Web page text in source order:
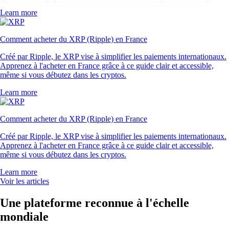
Learn more
Comment acheter du XRP (Ripple) en France
Créé par Ripple, le XRP vise à simplifier les paiements internationaux.
Apprenez à l'acheter en France grâce à ce guide clair et accessible,
même si vous débutez dans les cryptos.
Learn more
Comment acheter du XRP (Ripple) en France
Créé par Ripple, le XRP vise à simplifier les paiements internationaux.
Apprenez à l'acheter en France grâce à ce guide clair et accessible,
même si vous débutez dans les cryptos.
Learn more
Voir les articles
Une plateforme reconnue à l'échelle
mondiale